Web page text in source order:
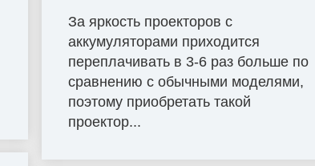
За яркость проекторов с
аккумуляторами приходится
переплачивать в 3-6 раз больше по
сравнению с обычными моделями,
поэтому приобретать такой
проектор...